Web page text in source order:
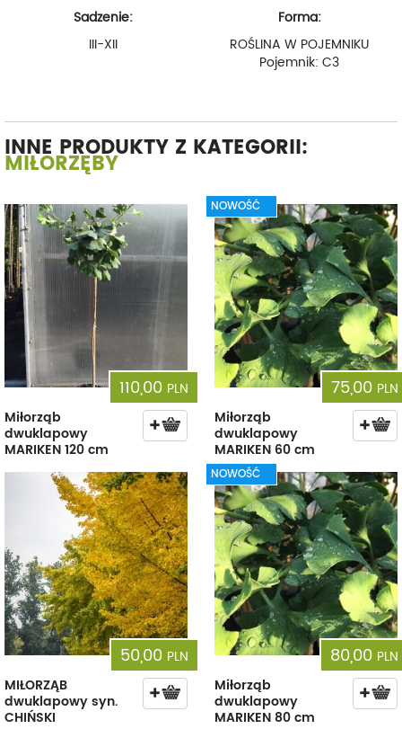
Sadzenie:
III-XII
Forma:
ROŚLINA W POJEMNIKU
Pojemnik: C3
INNE PRODUKTY Z KATEGORII:
MIŁORZĘBY
110,00 PLN
Miłorząb
dwuklapowy
MARIKEN 120 cm
NOWOŚĆ
75,00 PLN
Miłorząb
dwuklapowy
MARIKEN 60 cm
50,00 PLN
MIŁORZĄB
dwuklapowy syn.
CHIŃSKI
NOWOŚĆ
80,00 PLN
Miłorząb
dwuklapowy
MARIKEN 80 cm